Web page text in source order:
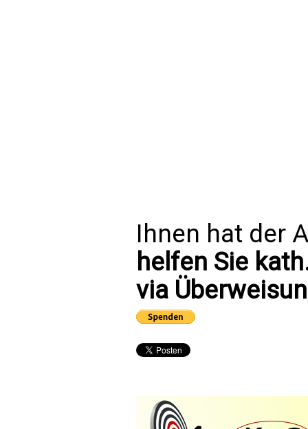
Ihnen hat der
helfen Sie
via